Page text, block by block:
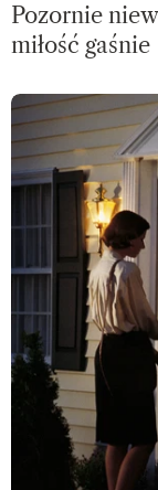
Pozornie
miłość gaśnie